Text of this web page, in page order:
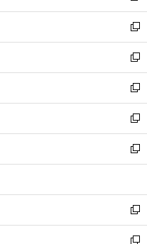
開
く
ウ
で
開
く
ン
ド
ウ
で
開
く
ウ
ィ
ン
ド
ウ
で
開
く
し
い
ウ
ィ
ン
ド
ウ
で
開
く
新
し
い
ウ
ィ
ン
ド
ウ
で
開
新
し
い
ウ
ィ
ン
ド
ウ
開
く
新
し
い
ウ
ィ
ン
ウ
で
開
く
新
し
い
ウ
ン
ド
ウ
で
新
し
ウ
ィ
ン
ド
新
し